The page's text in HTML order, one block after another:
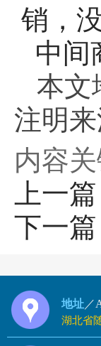
本文
注明
内容关
上一篇
下一篇
地址 ／
湖北省